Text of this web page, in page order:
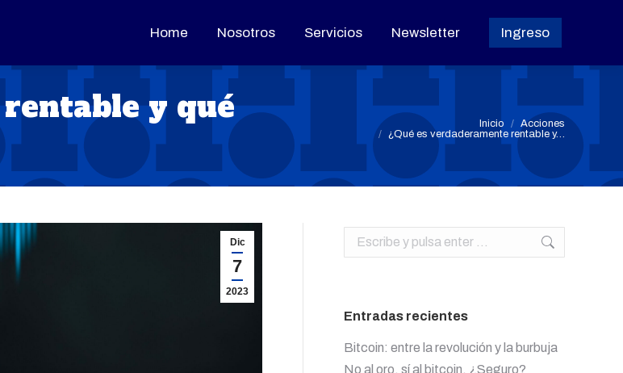
Home Nosotros Servicios Newsletter Ingreso
y qué
Inicio
Acciones
¿Qué es verdaderamente rentable y…
Dic
7
2023
Buscar:
Entradas recientes
Bitcoin: entre la revolución y la burbuja
No al oro, sí al bitcoin. ¿Seguro?
Home Nosotros Servicios Newsletter Ingreso